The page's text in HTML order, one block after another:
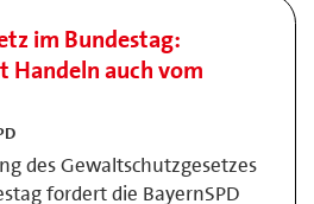
im Bundestag:
Handeln auch vom
des Gewaltschutzgesetzes
fordert die BayernSPD